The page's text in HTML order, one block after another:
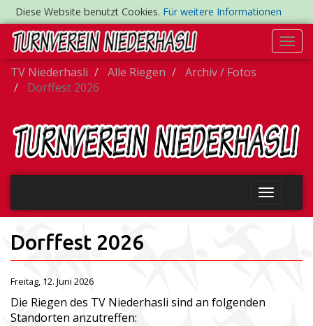
Diese Website benutzt Cookies. Für weitere Informationen
TV Niederhasli
Alle Riegen
Archiv / Fotos
Dorffest 2026
Dorffest 2026
Freitag, 12. Juni 2026
Die Riegen des TV Niederhasli sind an folgenden
Standorten anzutreffen: